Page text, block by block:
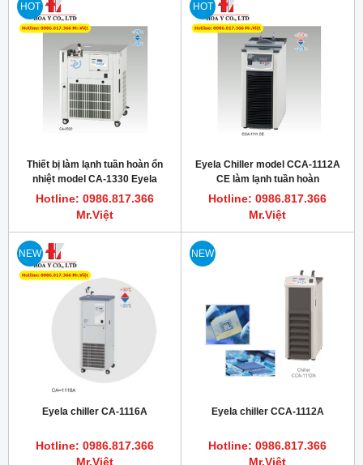
HOT
Thiết bị làm lạnh tuần hoàn ổn
nhiệt model CA-1330 Eyela
Hotline: 0986.817.366
Mr.Việt
HOT
Eyela Chiller model CCA-1112A
CE làm lạnh tuần hoàn
Hotline: 0986.817.366
Mr.Việt
NEW
Eyela chiller CA-1116A
Hotline: 0986.817.366
Mr.Việt
NEW
Eyela chiller CCA-1112A
Hotline: 0986.817.366
Mr.Việt